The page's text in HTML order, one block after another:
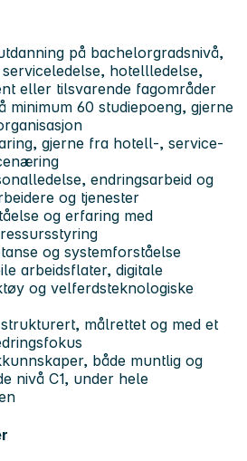
på bachelorgradsnivå,
hotellledelse,
eller tilsvarende fagområder
minimum 60 studiepoeng, gjerne
gjerne fra hotell-, service-
endringsarbeid og
og tjenester
og erfaring med
og systemforståelse
arbeidsflater, digitale
og velferdsteknologiske
målrettet og med et
både muntlig og
nivå C1, under hele